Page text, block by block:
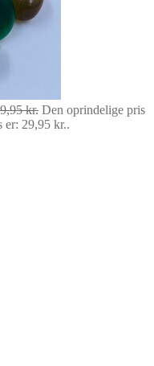
kr. Den oprindelige pris
er: 29,95 kr..